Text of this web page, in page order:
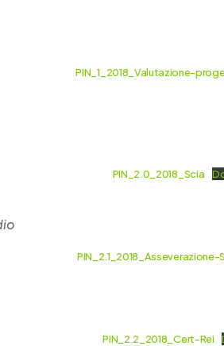
PIN_1_2018_Valutazione-
PIN_2.0_2018_Scia
PIN_2.1_2018_Asseverazione-
PIN_2.2_2018_Cert-Rei